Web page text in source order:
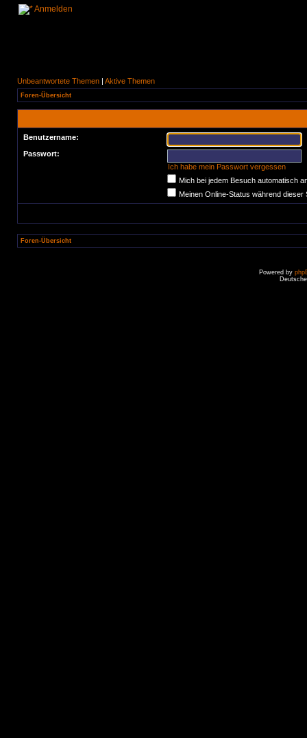
Anmelden
Unbeantwortete Themen | Aktive Themen
Foren-Übersicht
Benutzername:
Passwort:
Ich habe mein Passwort vergessen
Mich bei jedem Besuch automatisch
Meinen Online-Status während dieser
Foren-Übersicht
Powered by